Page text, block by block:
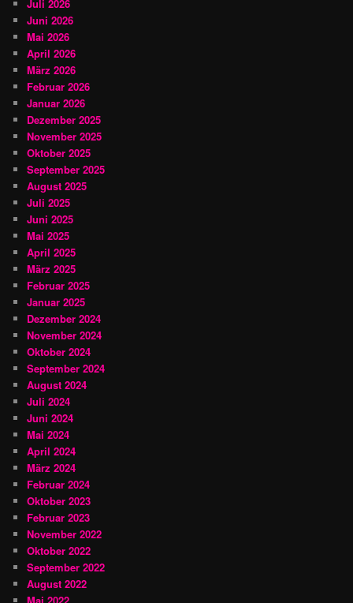
Juli 2026
Juni 2026
Mai 2026
April 2026
März 2026
Februar 2026
Januar 2026
Dezember 2025
November 2025
Oktober 2025
September 2025
August 2025
Juli 2025
Juni 2025
Mai 2025
April 2025
März 2025
Februar 2025
Januar 2025
Dezember 2024
November 2024
Oktober 2024
September 2024
August 2024
Juli 2024
Juni 2024
Mai 2024
April 2024
März 2024
Februar 2024
Oktober 2023
Februar 2023
November 2022
Oktober 2022
September 2022
August 2022